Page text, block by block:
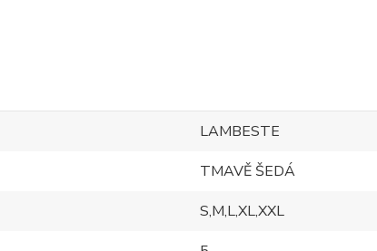
LAMBESTE
TMAVĚ ŠEDÁ
S,M,L,XL,XXL